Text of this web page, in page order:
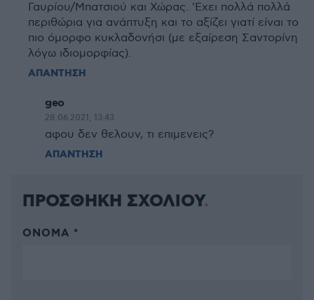
Γαυρίου/Μπατσιού και Χώρας. 'Εχει πολλά πολλά
περιθώρια για ανάπτυξη και το αξίζει γιατί είναι το
πιο όμορφο κυκλαδονήσι (με εξαίρεση Σαντορίνη
λόγω ιδιομορφίας).
ΑΠΑΝΤΗΣΗ
geo
28.06.2021, 13:43
αφου δεν θελουν, τι επιμενεις?
ΑΠΑΝΤΗΣΗ
ΠΡΟΣΘΗΚΗ ΣΧΟΛΙΟΥ
ΌΝΟΜΑ *